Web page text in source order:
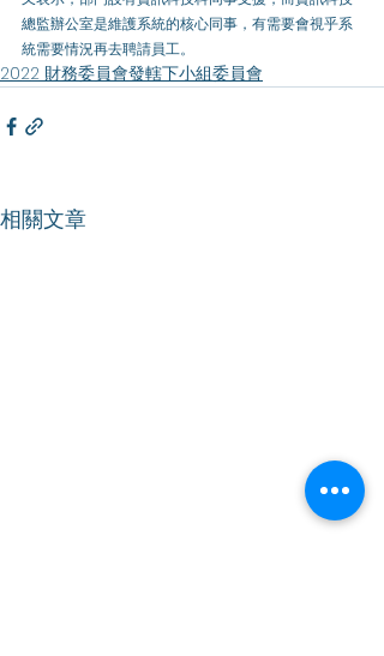
總監辦公室是維護系統的核心同事，有需要會視乎系
統需要情況再去聘請員工。
2022 財務委員會發轄下小組委員會
相關文章